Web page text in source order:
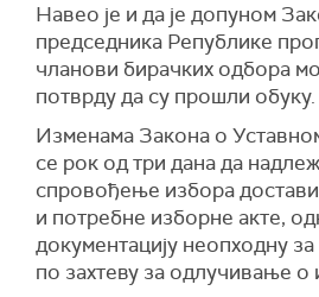
Навео је и да је допуном
председника Републике
чланови бирачких одбора
потврду да су прошли обуку.
Изменама Закона о
се рок од три дана да
спровођење избора
и потребне изборне акте,
документацију неопходну
по захтеву за одлучивање